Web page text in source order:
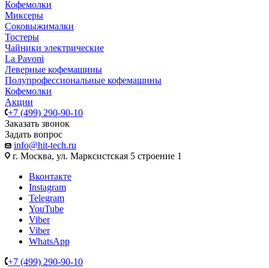
Кофемолки
Миксеры
Соковыжималки
Тостеры
Чайники электрические
La Pavoni
Леверные кофемашины
Полупрофессиональные кофемашины
Кофемолки
Акции
+7 (499) 290-90-10
Заказать звонок
Задать вопрос
info@hit-tech.ru
г. Москва, ул. Марксистская 5 строение 1
Вконтакте
Instagram
Telegram
YouTube
Viber
Viber
WhatsApp
+7 (499) 290-90-10